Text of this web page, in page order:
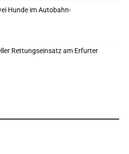
Hunde im Autobahn-
Rettungseinsatz am Erfurter